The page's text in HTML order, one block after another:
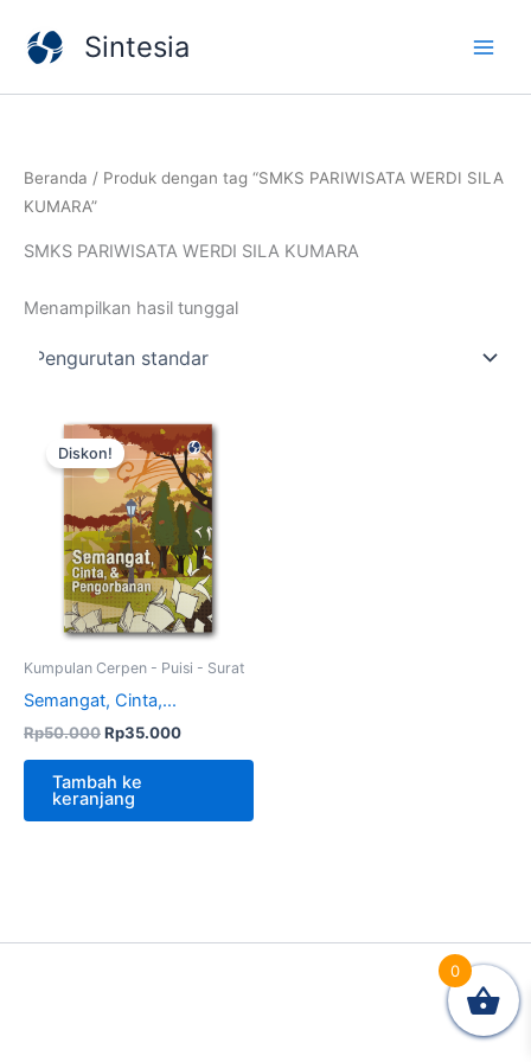
konten
Sintesia
Beranda / Produk dengan tag “SMKS PARIWISATA WERDI SILA
KUMARA”
SMKS PARIWISATA WERDI SILA KUMARA
Menampilkan hasil tunggal
Diskon!
Kumpulan Cerpen - Puisi - Surat
Semangat, Cinta,...
Rp50.000
Harga
aslinya
adalah:
Rp50.000.
Rp35.000
Harga
saat
ini
adalah:
Rp35.000.
Tambah ke
keranjang
0